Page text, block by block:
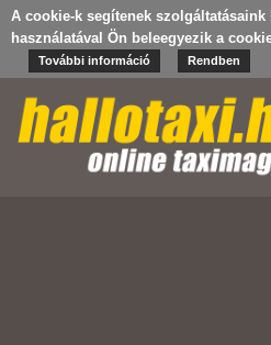
A cookie-k segítenek
használatával Ön beleegyezik a
További információ Rendben